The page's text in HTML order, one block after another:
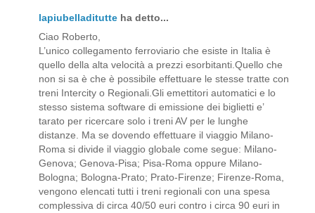
lapiubelladitutte ha detto...
Ciao Roberto,
L’unico collegamento ferroviario che esiste in Italia è
quello della alta velocità a prezzi esorbitanti.Quello che
non si sa è che è possibile effettuare le stesse tratte con
treni Intercity o Regionali.Gli emettitori automatici e lo
stesso sistema software di emissione dei biglietti e’
tarato per ricercare solo i treni AV per le lunghe
distanze. Ma se dovendo effettuare il viaggio Milano-
Roma si divide il viaggio globale come segue: Milano-
Genova; Genova-Pisa; Pisa-Roma oppure Milano-
Bologna; Bologna-Prato; Prato-Firenze; Firenze-Roma,
vengono elencati tutti i treni regionali con una spesa
complessiva di circa 40/50 euri contro i circa 90 euri in